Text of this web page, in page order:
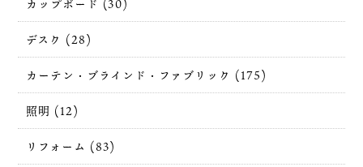
カップボード (30)
デスク (28)
カーテン・ブラインド・ファブリック (175)
照明 (12)
リフォーム (83)